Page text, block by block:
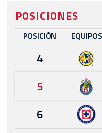
POSICIONES
POSICIÓN EQUIPOS
4
5
6